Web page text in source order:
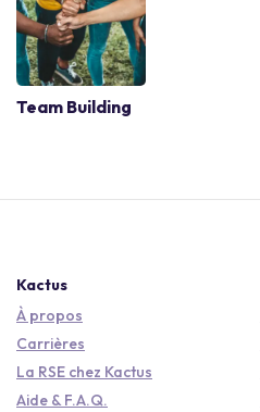
Team Building
Kactus
À propos
Carrières
La RSE chez Kactus
Aide & F.A.Q.